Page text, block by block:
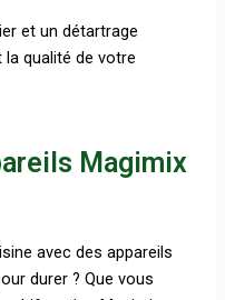
et un détartrage
qualité de votre
Magimix
avec des appareils
durer ? Que vous